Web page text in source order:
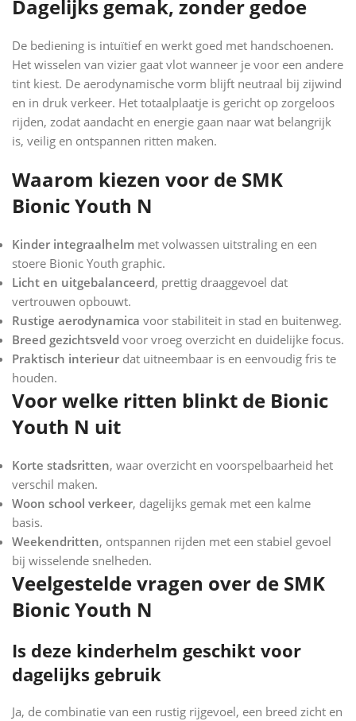
Dagelijks gemak, zonder gedoe
De bediening is intuïtief en werkt goed met handschoenen.
Het wisselen van vizier gaat vlot wanneer je voor een andere
tint kiest. De aerodynamische vorm blijft neutraal bij zijwind
en in druk verkeer. Het totaalplaatje is gericht op zorgeloos
rijden, zodat aandacht en energie gaan naar wat belangrijk
is, veilig en ontspannen ritten maken.
Waarom kiezen voor de SMK
Bionic Youth N
Kinder integraalhelm met volwassen uitstraling en een
stoere Bionic Youth graphic.
Licht en uitgebalanceerd, prettig draaggevoel dat
vertrouwen opbouwt.
Rustige aerodynamica voor stabiliteit in stad en buitenweg.
Breed gezichtsveld voor vroeg overzicht en duidelijke focus.
Praktisch interieur dat uitneembaar is en eenvoudig fris te
houden.
Voor welke ritten blinkt de Bionic
Youth N uit
Korte stadsritten, waar overzicht en voorspelbaarheid het
verschil maken.
Woon school verkeer, dagelijks gemak met een kalme
basis.
Weekendritten, ontspannen rijden met een stabiel gevoel
bij wisselende snelheden.
Veelgestelde vragen over de SMK
Bionic Youth N
Is deze kinderhelm geschikt voor
dagelijks gebruik
Ja, de combinatie van een rustig rijgevoel, een breed zicht en